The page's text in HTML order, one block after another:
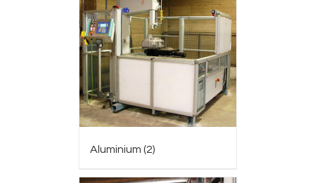
Aluminium (2)